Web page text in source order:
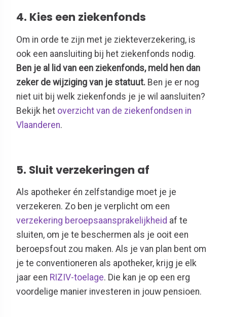
4. Kies een ziekenfonds
Om in orde te zijn met je ziekteverzekering, is
ook een aansluiting bij het ziekenfonds nodig.
Ben je al lid van een ziekenfonds, meld hen dan
zeker de wijziging van je statuut. Ben je er nog
niet uit bij welk ziekenfonds je je wil aansluiten?
Bekijk het overzicht van de ziekenfondsen in
Vlaanderen.
5. Sluit verzekeringen af
Als apotheker én zelfstandige moet je je
verzekeren. Zo ben je verplicht om een
verzekering beroepsaansprakelijkheid af te
sluiten, om je te beschermen als je ooit een
beroepsfout zou maken. Als je van plan bent om
je te conventioneren als apotheker, krijg je elk
jaar een RIZIV-toelage. Die kan je op een erg
voordelige manier investeren in jouw pensioen.